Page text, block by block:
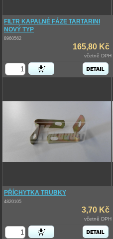
FILTR KAPALNÉ FÁZE TARTARINI
NOVÝ TYP
8960562
165,80 Kč
včetně DPH
PŘÍCHYTKA TRUBKY
4820105
3,70 Kč
včetně DPH